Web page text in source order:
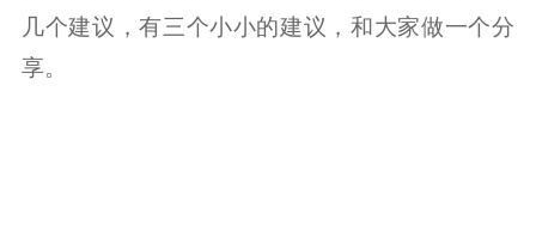
几个建议，有三个小小的建议，和大家做一个分
享。